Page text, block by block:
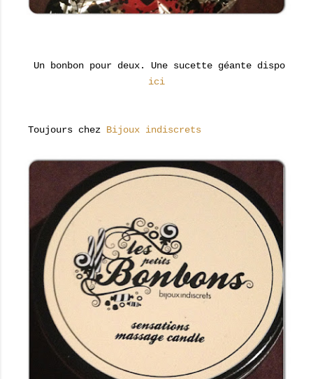
Un bonbon pour deux. Une sucette géante dispo
ici
Toujours chez Bijoux indiscrets